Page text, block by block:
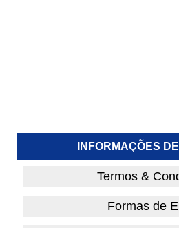
INFORMAÇÕES
Termos &
Formas de